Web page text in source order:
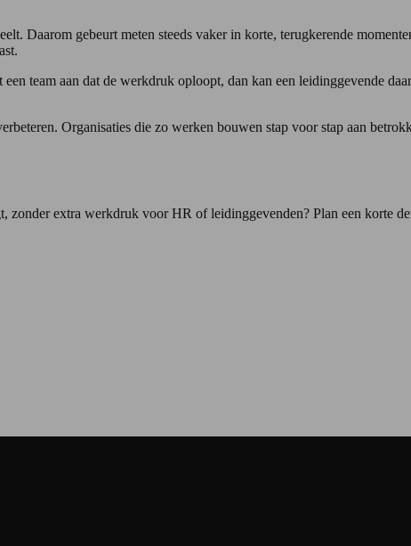
Daarom gebeurt meten steeds vaker in korte, terugkerende
team aan dat de werkdruk oploopt, dan kan een leidinggevende
Organisaties die zo werken bouwen stap voor stap aan
zonder extra werkdruk voor HR of leidinggevenden? Plan een korte